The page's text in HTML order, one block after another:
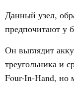
Данный узел,
предпочитают у
Он выглядит
треугольника и
Four-In-Hand, но